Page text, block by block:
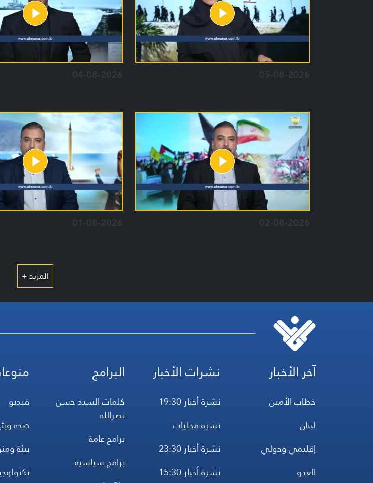
05-08-2026
04-08-2026
02-08-2026
01-08-2026
المزيد +
آخر الأخبار
خطاب الأمين
لبنان
إقليمي ودولي
العدو
نشرات الأخبار
نشرة أخبار 19:30
نشرة محليات
نشرة أخبار 23:30
نشرة أخبار 15:30
البرامج
كلمات السيد حسن
نصرالله
برامج عامة
برامج سياسية
فيديو
صحة
بيئة